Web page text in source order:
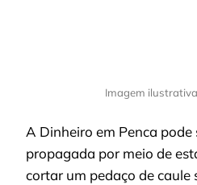
Imagem
A Dinheiro em Penca pode
propagada por meio de
cortar um pedaço de caule